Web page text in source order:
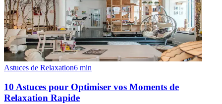
Astuces de Relaxation6 min
10 Astuces pour Optimiser vos Moments de
Relaxation Rapide